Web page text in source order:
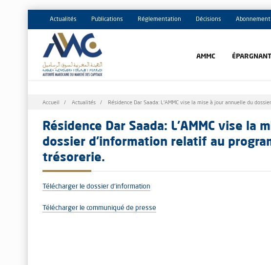
Actualités Publications Réglementation Décisions Abonnement
AMMC
Fil
Accueil Actualités Résidence Dar Saada: L'AMMC vise la mise à jour annuelle du
Résidence Dar Saada: L'AMMC vise la
dossier d’information relatif au
trésorerie.
Télécharger le dossier d'information
Télécharger le communiqué de presse